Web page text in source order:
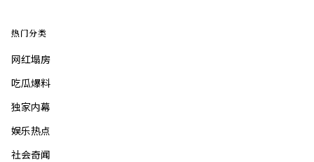
热门分类
网红塌房
吃瓜爆料
独家内幕
娱乐热点
社会奇闻